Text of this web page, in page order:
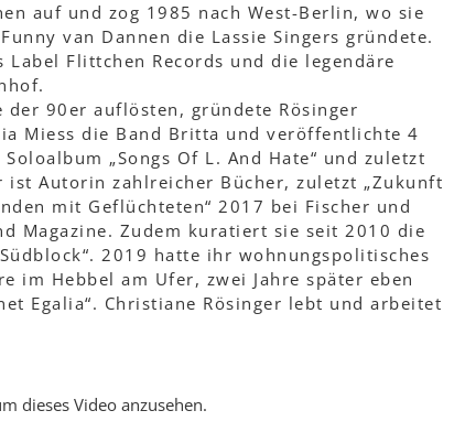
auf und zog 1985 nach West-Berlin, wo sie
van Dannen die Lassie Singers gründete.
Flittchen Records und die legendäre
der 90er auflösten, gründete Rösinger
Miess die Band Britta und veröffentlichte 4
„Songs Of L. And Hate“ und zuletzt
ist Autorin zahlreicher Bücher, zuletzt „Zukunft
mit Geflüchteten“ 2017 bei Fischer und
Magazine. Zudem kuratiert sie seit 2010 die
2019 hatte ihr wohnungspolitisches
im Hebbel am Ufer, zwei Jahre später eben
Egalia“. Christiane Rösinger lebt und arbeitet
dieses Video anzusehen.